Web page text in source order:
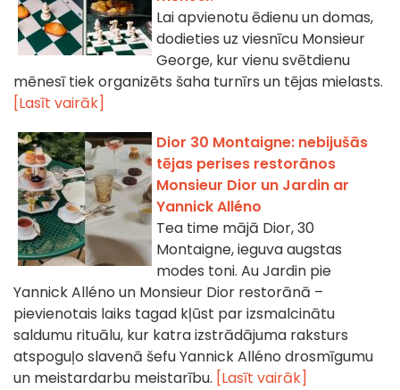
Lai apvienotu ēdienu un domas,
dodieties uz viesnīcu Monsieur
George, kur vienu svētdienu
mēnesī tiek organizēts šaha turnīrs un tējas mielasts.
[Lasīt vairāk]
Dior 30 Montaigne: nebijušās
tējas perises restorānos
Monsieur Dior un Jardin ar
Yannick Alléno
Tea time mājā Dior, 30
Montaigne, ieguva augstas
modes toni. Au Jardin pie
Yannick Alléno un Monsieur Dior restorānā –
pievienotais laiks tagad kļūst par izsmalcinātu
saldumu rituālu, kur katra izstrādājuma raksturs
atspoguļo slavenā šefu Yannick Alléno drosmīgumu
un meistardarbu meistarību. [Lasīt vairāk]